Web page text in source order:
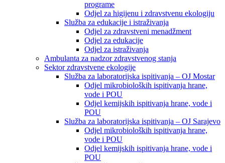
programe
Odjel za higijenu i zdravstvenu ekologiju
Služba za edukacije i istraživanja
Odjel za zdravstveni menadžment
Odjel za edukacije
Odjel za istraživanja
Ambulanta za nadzor zdravstvenog stanja
Sektor zdravstvene ekologije
Služba za laboratorijska ispitivanja – OJ Mostar
Odjel mikrobioloških ispitivanja hrane,
vode i POU
Odjel kemijskih ispitivanja hrane, vode i
POU
Služba za laboratorijska ispitivanja – OJ Sarajevo
Odjel mikrobioloških ispitivanja hrane,
vode i POU
Odjel kemijskih ispitivanja hrane, vode i
POU